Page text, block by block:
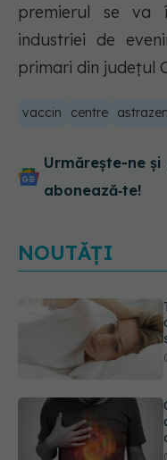
premierul se va
industriei de
primari din judeţul
vaccin centre
Urmărește-ne și
abonează‑te!
NOUTĂȚI